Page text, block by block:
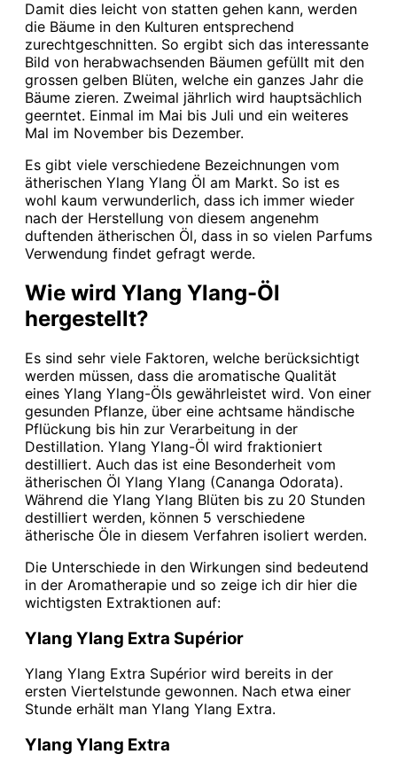
Damit dies leicht von statten gehen kann, werden
die Bäume in den Kulturen entsprechend
zurechtgeschnitten. So ergibt sich das interessante
Bild von herabwachsenden Bäumen gefüllt mit den
grossen gelben Blüten, welche ein ganzes Jahr die
Bäume zieren. Zweimal jährlich wird hauptsächlich
geerntet. Einmal im Mai bis Juli und ein weiteres
Mal im November bis Dezember.
Es gibt viele verschiedene Bezeichnungen vom
ätherischen Ylang Ylang Öl am Markt. So ist es
wohl kaum verwunderlich, dass ich immer wieder
nach der Herstellung von diesem angenehm
duftenden ätherischen Öl, dass in so vielen Parfums
Verwendung findet gefragt werde.
Wie wird Ylang Ylang-Öl
hergestellt?
Es sind sehr viele Faktoren, welche berücksichtigt
werden müssen, dass die aromatische Qualität
eines Ylang Ylang-Öls gewährleistet wird. Von einer
gesunden Pflanze, über eine achtsame händische
Pflückung bis hin zur Verarbeitung in der
Destillation. Ylang Ylang-Öl wird fraktioniert
destilliert. Auch das ist eine Besonderheit vom
ätherischen Öl Ylang Ylang (Cananga Odorata).
Während die Ylang Ylang Blüten bis zu 20 Stunden
destilliert werden, können 5 verschiedene
ätherische Öle in diesem Verfahren isoliert werden.
Die Unterschiede in den Wirkungen sind bedeutend
in der Aromatherapie und so zeige ich dir hier die
wichtigsten Extraktionen auf:
Ylang Ylang Extra Supérior
Ylang Ylang Extra Supérior wird bereits in der
ersten Viertelstunde gewonnen. Nach etwa einer
Stunde erhält man Ylang Ylang Extra.
Ylang Ylang Extra